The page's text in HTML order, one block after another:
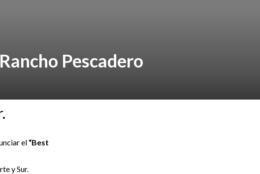
Pescadero
el “Best
y Sur.